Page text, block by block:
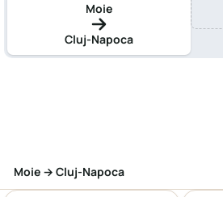
Moie
Cluj-Napoca
Moie → Cluj-Napoca